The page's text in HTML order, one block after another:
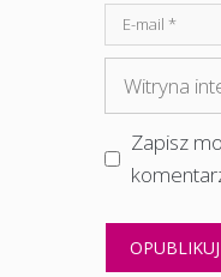
mail
Witryna
internetowa
Zapisz